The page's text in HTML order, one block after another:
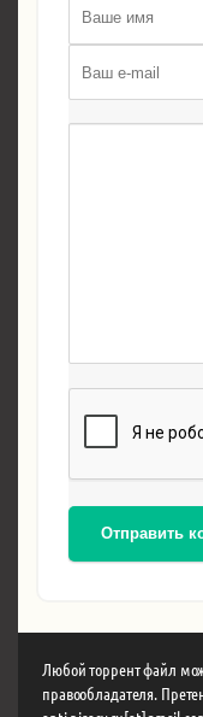
Отправить
Любой торрент файл
правообладателя.